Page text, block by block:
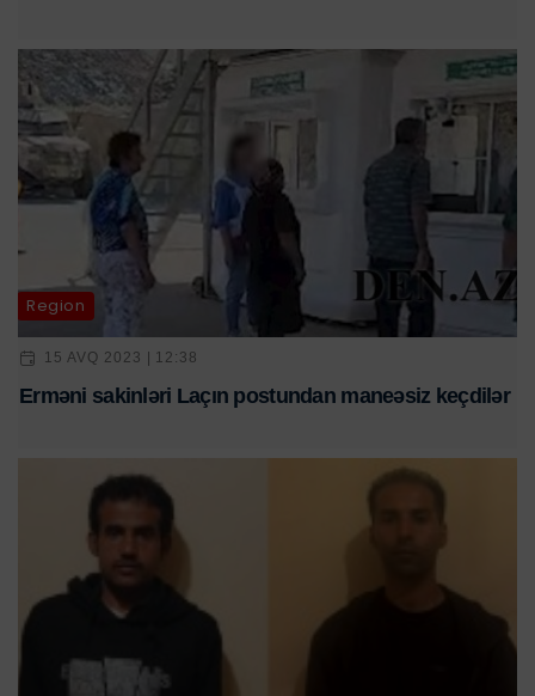
Region
15 AVQ 2023 | 12:38
Erməni sakinləri Laçın postundan maneəsiz keçdilər